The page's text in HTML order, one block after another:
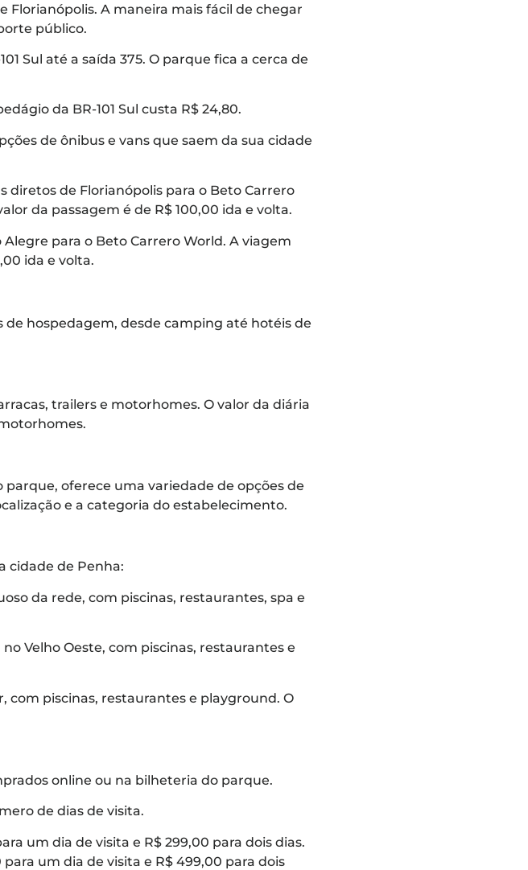
Florianópolis. A maneira mais fácil de chegar
público.
Sul até a saída 375. O parque fica a cerca de
da BR-101 Sul custa R$ 24,80.
de ônibus e vans que saem da sua cidade
diretos de Florianópolis para o Beto Carrero
da passagem é de R$ 100,00 ida e volta.
para o Beto Carrero World. A viagem
ida e volta.
hospedagem, desde camping até hotéis de
trailers e motorhomes. O valor da diária
oferece uma variedade de opções de
e a categoria do estabelecimento.
cidade de Penha:
da rede, com piscinas, restaurantes, spa e
Velho Oeste, com piscinas, restaurantes e
com piscinas, restaurantes e playground. O
online ou na bilheteria do parque.
de dias de visita.
um dia de visita e R$ 299,00 para dois dias.
um dia de visita e R$ 499,00 para dois